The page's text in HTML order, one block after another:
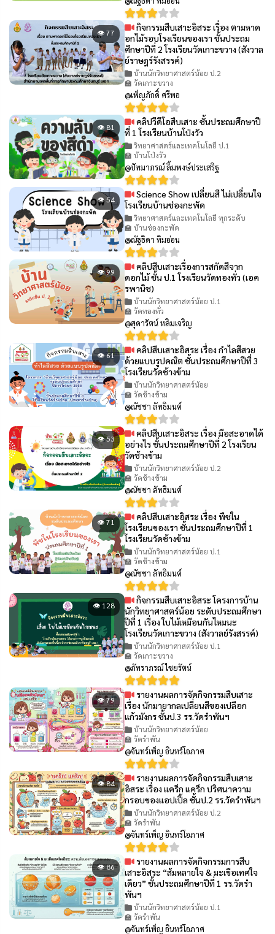
👁 77
กิจกรรมสืบเสาะอิสระ เรื่อง ตามหาด
อกไม้รอบโรงเรียนของเรา ชั้นประถม
ศึกษาปีที่ 2 โรงเรียนวัดเกาะขวาง (สังวาล
ย์ราษฎร์รังสรรค์)
บ้านนักวิทยาศาสตร์น้อย ป.2
🏫 วัดเกาะขวาง
@เพ็ญภักดิ์ ศรีพอ
👁 81
คลิปวีดีโอสืบเสาะ ชั้นประถมศึกษาปี
ที่ 1 โรงเรียนบ้านโป่งวัว
วิทยาศาสตร์และเทคโนโลยี ป.1
🏫 บ้านโป่งวัว
@ปัทมาภรณ์ ลิ้มพงษ์ประเสริฐ
👁 54
Science Show เปลี่ยนสี ไม่เปลี่ยนใจ
โรงเรียนบ้านช่องกะพัด
วิทยาศาสตร์และเทคโนโลยี ทุกระดับ
🏫 บ้านช่องกะพัด
@ณัฐธิดา ทิมอ่อน
👁 99
คลิปสืบเสาะเรื่องการสกัดสีจาก
ดอกไม้ ชั้น ป.1 โรงเรียนวัดทองทั่ว (เอค
รพานิช)
บ้านนักวิทยาศาสตร์น้อย ป.1
🏫 วัดทองทั่ว
@สุดารัตน์ หลิมเจริญ
👁 61
คลิปสืบเสาะอิสระ เรื่อง กำไลสีสวย
ด้วยแบบรูปคณิต ชั้นประถมศึกษาปีที่ 3
โรงเรียนวัดช้างข้าม
บ้านนักวิทยาศาสตร์น้อย
🏫 วัดช้างข้าม
@ณัชชา ลัทธิมนต์
👁 53
คลิปสืบเสาะอิสระ เรื่อง มือสะอาดได้
อย่างไร ชั้นประถมศึกษาปีที่ 2 โรงเรียน
วัดช้างข้าม
บ้านนักวิทยาศาสตร์น้อย ป.2
🏫 วัดช้างข้าม
@ณัชชา ลัทธิมนต์
👁 71
คลิปสืบเสาะอิสระ เรื่อง พืชใน
โรงเรียนของเรา ชั้นประถมศึกษาปีที่ 1
โรงเรียนวัดช้างข้าม
บ้านนักวิทยาศาสตร์น้อย ป.1
🏫 วัดช้างข้าม
@ณัชชา ลัทธิมนต์
👁 128
กิจกรรมสืบเสาะอิสระ โครงการบ้าน
นักวิทยาศาสตร์น้อย ระดับประถมศึกษา
ปีที่ 1 เรื่อง ใบไม้เหมือนกันไหมนะ
โรงเรียนวัดเกาะขวาง (สังวาลย์รังสรรค์)
บ้านนักวิทยาศาสตร์น้อย ป.1
🏫 วัดเกาะขวาง
@ภัทราภรณ์ ไชยรัตน์
👁 79
รายงานผลการจัดกิจกรรมสืบเสาะ
เรื่อง นักมายากลเปลี่ยนสีของเปลือก
แก้วมังกร ชั้นป.3 รร.วัดรำพันฯ
บ้านนักวิทยาศาสตร์น้อย
🏫 วัดรำพัน
@จันทร์เพ็ญ อินทร์โอภาศ
👁 84
รายงานผลการจัดกิจกรรมสืบเสาะ
อิสระ เรื่อง แคร็ก แคร็ก ปริศนาความ
กรอบของแอปเปิ้ล ชั้นป.2 รร.วัดรำพันฯ
บ้านนักวิทยาศาสตร์น้อย ป.2
🏫 วัดรำพัน
@จันทร์เพ็ญ อินทร์โอภาศ
👁 86
รายงานผลการจัดกิจกรรมการสืบ
เสาะอิสระ “ส้มหลายใจ & มะเขือเทศใจ
เดียว” ชั้นประถมศึกษาปีที่ 1 รร.วัดรำ
พันฯ
บ้านนักวิทยาศาสตร์น้อย ป.1
🏫 วัดรำพัน
@จันทร์เพ็ญ อินทร์โอภาศ